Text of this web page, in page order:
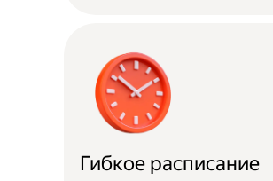
Гибкое расписание